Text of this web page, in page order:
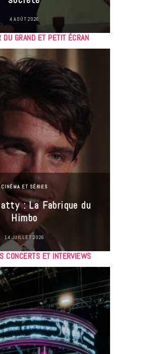
4 AOÛT 2026
GRAND ET PETIT ÉCRAN
CINÉMA ET SÉRIES
: La Fabrique du
Himbo
14 JUILLET 2026
CONCERTS ET INTERVIEWS